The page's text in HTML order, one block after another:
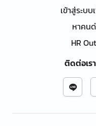
เข้าสู่ระบ
หาคน
HR
ติดต่อเรา